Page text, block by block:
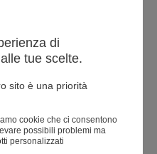
di
tue scelte.
sito è una priorità
cookie che ci consentono
possibili problemi ma
personalizzati